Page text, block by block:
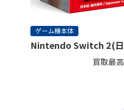
ゲーム機本体
Nintendo Switch 2(日
買取最